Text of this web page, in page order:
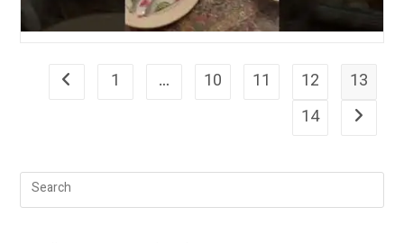
Go to the previous page
1 … 10 11 12
13
14
Go to